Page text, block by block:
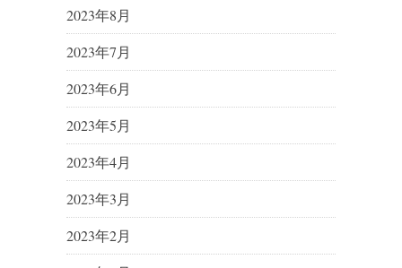
2023年8月
2023年7月
2023年6月
2023年5月
2023年4月
2023年3月
2023年2月